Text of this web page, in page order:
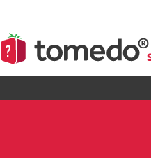
springen